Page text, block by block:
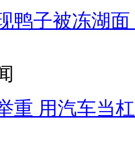
鸭子被冻湖
重 用汽车当